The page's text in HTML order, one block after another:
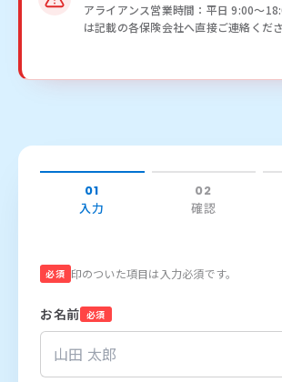
Blog
お問い合わせ
アライアンス営業時間：平日 9:00〜
は記載の各保険会社へ直接ご連絡くださ
01
入力
02
確認
印のついた項目は入力必須です。
お名前 必須